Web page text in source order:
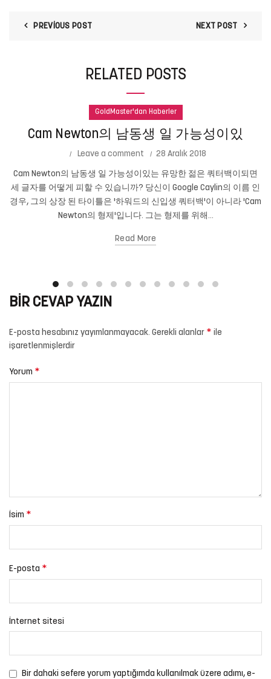
PREVIOUS POST NEXT POST
RELATED POSTS
GoldMaster'dan Haberler
Cam Newton의 남동생 일 가능성이있
Leave a comment 28 Aralık 2018
Cam Newton의 남동생 일 가능성이있는 유망한 젊은 쿼터백이되면
세 글자를 어떻게 피할 수 있습니까? 당신이 Google Caylin의 이름 인
경우, 그의 상장 된 타이틀은 '하워드의 신입생 쿼터백'이 아니라 'Cam
Newton의 형제'입니다. 그는 형제를 위해...
Read More
BIR CEVAP YAZIN
E-posta hesabınız yayımlanmayacak. Gerekli alanlar * ile
işaretlenmişlerdir
Yorum *
İsim *
E-posta *
İnternet sitesi
Bir dahaki sefere yorum yaptığımda kullanılmak üzere adımı, e-